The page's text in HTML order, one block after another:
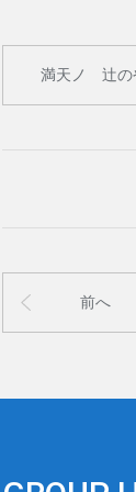
満天ノ 辻の
前へ